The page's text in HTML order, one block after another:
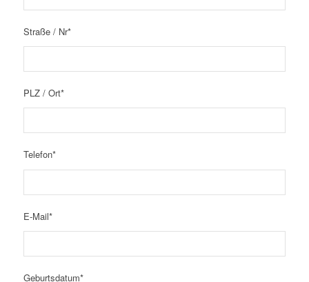
Straße / Nr*
PLZ / Ort*
Telefon*
E-Mail*
Geburtsdatum*